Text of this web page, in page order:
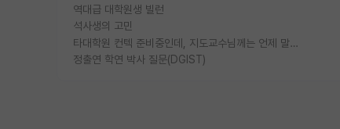
역대급 대학원생 빌런
석사생의 고민
타대학원 컨텍 준비중인데, 지도교수님께는 언제 말씀드려야 할까요?
정출연 학연 박사 질문(DGIST)